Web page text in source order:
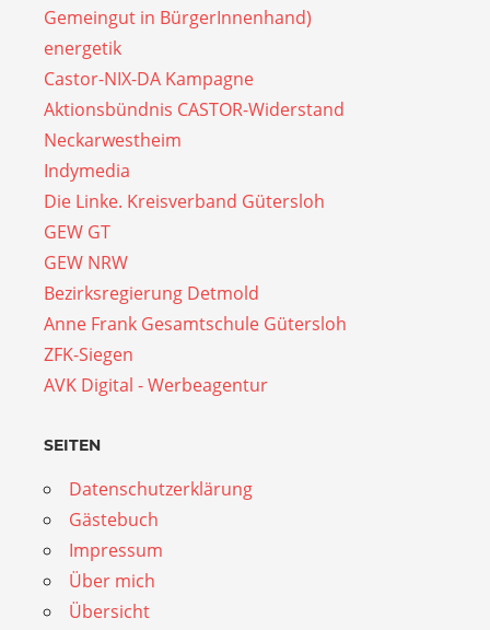
Gemeingut in BürgerInnenhand)
energetik
Castor-NIX-DA Kampagne
Aktionsbündnis CASTOR-Widerstand
Neckarwestheim
Indymedia
Die Linke. Kreisverband Gütersloh
GEW GT
GEW NRW
Bezirksregierung Detmold
Anne Frank Gesamtschule Gütersloh
ZFK-Siegen
AVK Digital - Werbeagentur
SEITEN
Datenschutzerklärung
Gästebuch
Impressum
Über mich
Übersicht